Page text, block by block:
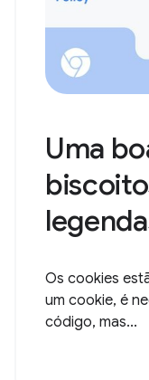
Uma
Os cookies
um cookie, é
código, mas...